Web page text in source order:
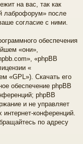
на вас, так как
лаброфорум» после
согласие с ними.
обеспечения
«они»,
«phpBB
«
«GPL»). Скачать его
обеспечение phpBB
phpBB
и не управляет
интернет-конференций.
по адресу